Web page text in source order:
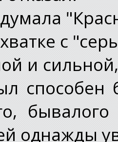
с
и
способен
однажды